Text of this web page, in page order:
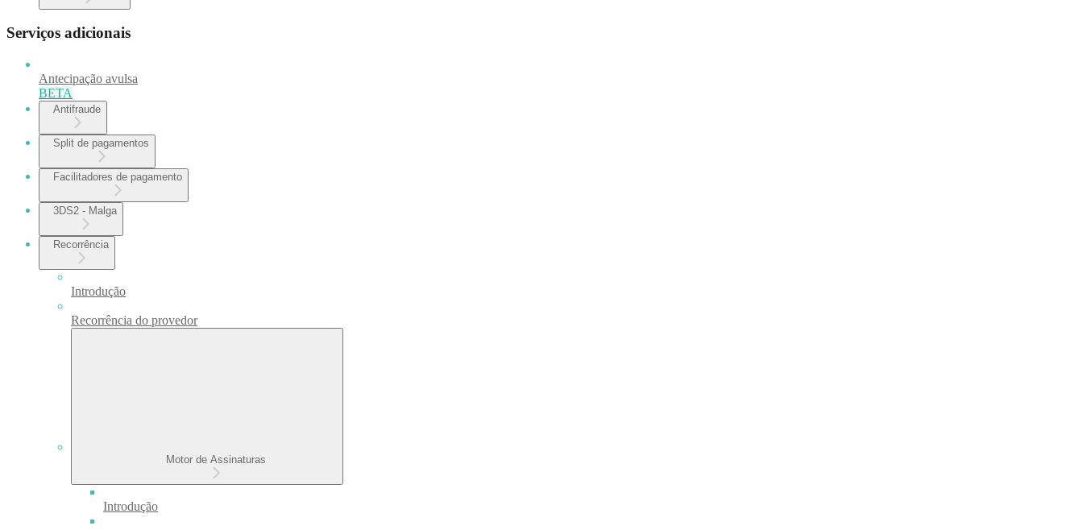
Serviços adicionais
Antecipação avulsa
BETA
Antifraude
Split de pagamentos
Facilitadores de pagamento
3DS2 - Malga
Recorrência
Introdução
Recorrência do provedor
Motor de Assinaturas
Introdução